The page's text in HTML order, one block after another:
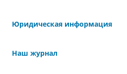
Юридическая информация
Наш журнал